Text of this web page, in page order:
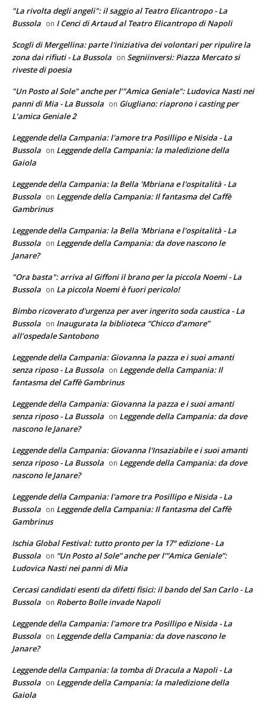
"La rivolta degli angeli": il saggio al Teatro Elicantropo - La
Bussola on I Cenci di Artaud al Teatro Elicantropo di Napoli
Scogli di Mergellina: parte l'iniziativa dei volontari per ripulire la
zona dai rifiuti - La Bussola on Segniinversi: Piazza Mercato si
riveste di poesia
"Un Posto al Sole" anche per l’"Amica Geniale": Ludovica Nasti nei
panni di Mia - La Bussola on Giugliano: riaprono i casting per
L’amica Geniale 2
Leggende della Campania: l'amore tra Posillipo e Nisida - La
Bussola on Leggende della Campania: la maledizione della
Gaiola
Leggende della Campania: la Bella 'Mbriana e l'ospitalità - La
Bussola on Leggende della Campania: Il fantasma del Caffè
Gambrinus
Leggende della Campania: la Bella 'Mbriana e l'ospitalità - La
Bussola on Leggende della Campania: da dove nascono le
Janare?
"Ora basta": arriva al Giffoni il brano per la piccola Noemi - La
Bussola on La piccola Noemi è fuori pericolo!
Bimbo ricoverato d'urgenza per aver ingerito soda caustica - La
Bussola on Inaugurata la biblioteca “Chicco d’amore”
all’ospedale Santobono
Leggende della Campania: Giovanna la pazza e i suoi amanti
senza riposo - La Bussola on Leggende della Campania: Il
fantasma del Caffè Gambrinus
Leggende della Campania: Giovanna la pazza e i suoi amanti
senza riposo - La Bussola on Leggende della Campania: da dove
nascono le Janare?
Leggende della Campania: Giovanna l'Insaziabile e i suoi amanti
senza riposo - La Bussola on Leggende della Campania: da dove
nascono le Janare?
Leggende della Campania: l'amore tra Posillipo e Nisida - La
Bussola on Leggende della Campania: Il fantasma del Caffè
Gambrinus
Ischia Global Festival: tutto pronto per la 17° edizione - La
Bussola on “Un Posto al Sole” anche per l’”Amica Geniale”:
Ludovica Nasti nei panni di Mia
Cercasi candidati esenti da difetti fisici: il bando del San Carlo - La
Bussola on Roberto Bolle invade Napoli
Leggende della Campania: l'amore tra Posillipo e Nisida - La
Bussola on Leggende della Campania: da dove nascono le
Janare?
Leggende della Campania: la tomba di Dracula a Napoli - La
Bussola on Leggende della Campania: la maledizione della
Gaiola